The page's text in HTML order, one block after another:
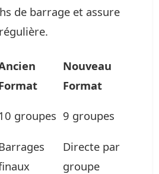
de barrage et assure
Nouveau
Format
10 groupes 9 groupes
Directe par
groupe